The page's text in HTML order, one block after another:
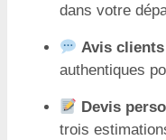
dans votre
Avis clients
authentiques
Devis
trois